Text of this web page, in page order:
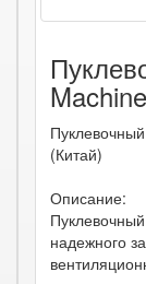
(Китай)
Описание:
надежного